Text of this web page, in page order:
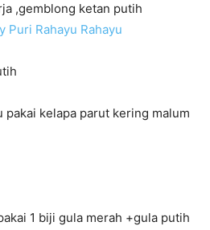
,gemblong ketan putih
Puri Rahayu Rahayu
pakai kelapa parut kering malum
1 biji gula merah +gula putih